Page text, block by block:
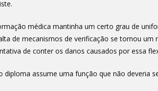
médica mantinha um certo grau de
de mecanismos de verificação se tornou
de conter os danos causados por essa
diploma assume uma função que não deveria